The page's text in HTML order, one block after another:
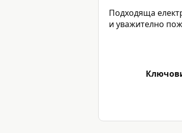
Подходяща
и уважително